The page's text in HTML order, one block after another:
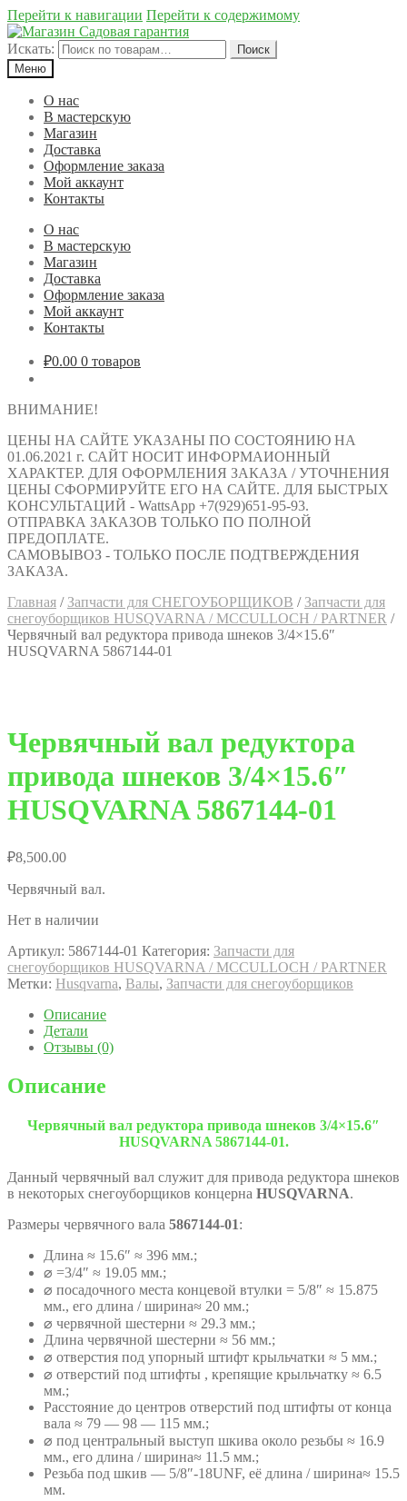
Перейти к навигации Перейти к содержимому
Искать:
Поиск
Меню
О нас
В мастерскую
Магазин
Доставка
Оформление заказа
Мой аккаунт
Контакты
О нас
В мастерскую
Магазин
Доставка
Оформление заказа
Мой аккаунт
Контакты
₽0.00 0 товаров
ВНИМАНИЕ!
ЦЕНЫ НА САЙТЕ УКАЗАНЫ ПО СОСТОЯНИЮ НА
01.06.2021 г. САЙТ НОСИТ ИНФОРМАИОННЫЙ
ХАРАКТЕР. ДЛЯ ОФОРМЛЕНИЯ ЗАКАЗА / УТОЧНЕНИЯ
ЦЕНЫ СФОРМИРУЙТЕ ЕГО НА САЙТЕ. ДЛЯ БЫСТРЫХ
КОНСУЛЬТАЦИЙ - WattsApp +7(929)651-95-93.
ОТПРАВКА ЗАКАЗОВ ТОЛЬКО ПО ПОЛНОЙ
ПРЕДОПЛАТЕ.
САМОВЫВОЗ - ТОЛЬКО ПОСЛЕ ПОДТВЕРЖДЕНИЯ
ЗАКАЗА.
Главная / Запчасти для СНЕГОУБОРЩИКОВ / Запчасти для
снегоуборщиков HUSQVARNA / MCCULLOCH / PARTNER /
Червячный вал редуктора привода шнеков 3/4×15.6″
HUSQVARNA 5867144-01
Червячный вал редуктора
привода шнеков 3/4×15.6″
HUSQVARNA 5867144-01
₽8,500.00
Червячный вал.
Нет в наличии
Артикул: 5867144-01 Категория: Запчасти для
снегоуборщиков HUSQVARNA / MCCULLOCH / PARTNER
Метки: Husqvarna, Валы, Запчасти для снегоуборщиков
Описание
Детали
Отзывы (0)
Описание
Червячный вал редуктора привода шнеков 3/4×15.6″
HUSQVARNA 5867144-01.
Данный червячный вал служит для привода редуктора шнеков
в некоторых снегоуборщиков концерна HUSQVARNA.
Размеры червячного вала 5867144-01:
Длина ≈ 15.6″ ≈ 396 мм.;
⌀ =3/4″ ≈ 19.05 мм.;
⌀ посадочного места концевой втулки = 5/8″ ≈ 15.875
мм., его длина / ширина≈ 20 мм.;
⌀ червячной шестерни ≈ 29.3 мм.;
Длина червячной шестерни ≈ 56 мм.;
⌀ отверстия под упорный штифт крыльчатки ≈ 5 мм.;
⌀ отверстий под штифты , крепящие крыльчатку ≈ 6.5
мм.;
Расстояние до центров отверстий под штифты от конца
вала ≈ 79 — 98 — 115 мм.;
⌀ под центральный выступ шкива около резьбы ≈ 16.9
мм., его длина / ширина≈ 11.5 мм.;
Резьба под шкив — 5/8″-18UNF, её длина / ширина≈ 15.5
мм.